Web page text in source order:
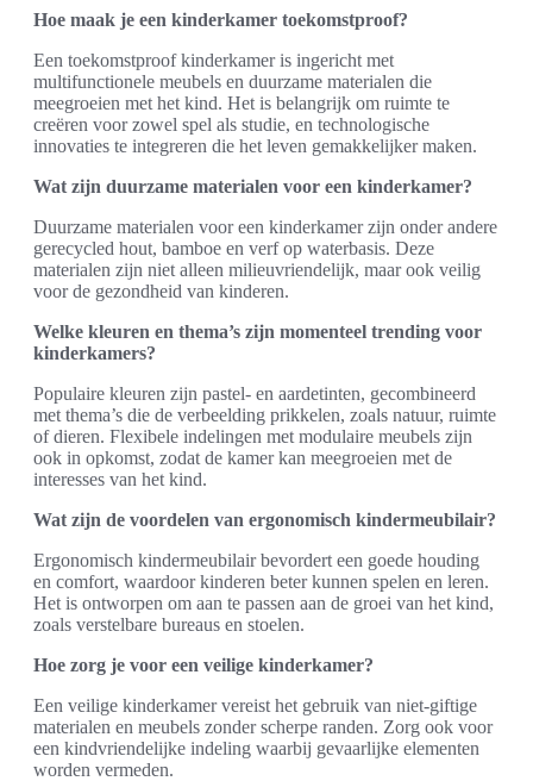
Hoe maak je een kinderkamer toekomstproof?
Een toekomstproof kinderkamer is ingericht met
multifunctionele meubels en duurzame materialen die
meegroeien met het kind. Het is belangrijk om ruimte te
creëren voor zowel spel als studie, en technologische
innovaties te integreren die het leven gemakkelijker maken.
Wat zijn duurzame materialen voor een kinderkamer?
Duurzame materialen voor een kinderkamer zijn onder andere
gerecycled hout, bamboe en verf op waterbasis. Deze
materialen zijn niet alleen milieuvriendelijk, maar ook veilig
voor de gezondheid van kinderen.
Welke kleuren en thema’s zijn momenteel trending voor
kinderkamers?
Populaire kleuren zijn pastel- en aardetinten, gecombineerd
met thema’s die de verbeelding prikkelen, zoals natuur, ruimte
of dieren. Flexibele indelingen met modulaire meubels zijn
ook in opkomst, zodat de kamer kan meegroeien met de
interesses van het kind.
Wat zijn de voordelen van ergonomisch kindermeubilair?
Ergonomisch kindermeubilair bevordert een goede houding
en comfort, waardoor kinderen beter kunnen spelen en leren.
Het is ontworpen om aan te passen aan de groei van het kind,
zoals verstelbare bureaus en stoelen.
Hoe zorg je voor een veilige kinderkamer?
Een veilige kinderkamer vereist het gebruik van niet-giftige
materialen en meubels zonder scherpe randen. Zorg ook voor
een kindvriendelijke indeling waarbij gevaarlijke elementen
worden vermeden.